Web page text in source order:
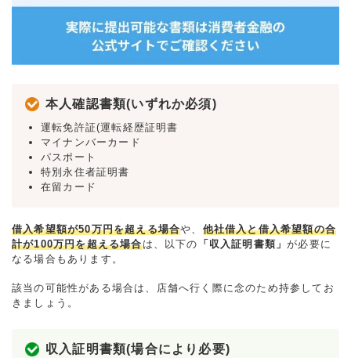
本人確認書類(いずれか必須)
運転免許証(運転経歴証明書
マイナンバーカード
パスポート
特別永住者証明書
在留カード
借入希望額が50万円を超える場合や、 他社借入と借入希望額の合
計が100万円を超える場合は、以下の 「収入証明書類」が必要に
なる場合もあります。
該当の可能性がある場合は、店舗へ行く際に念のため持参してお
きましょう。
収入証明書類(場合により必要)